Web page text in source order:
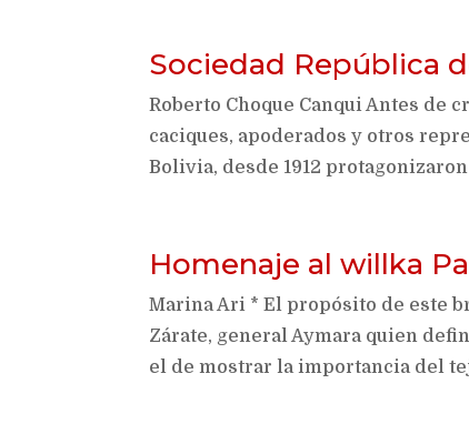
Sociedad República
Roberto Choque Canqui Antes de
caciques, apoderados y otros
Bolivia, desde 1912
Homenaje al willka
Marina Ari * El propósito de este
Zárate, general Aymara quien
el de mostrar la importancia del